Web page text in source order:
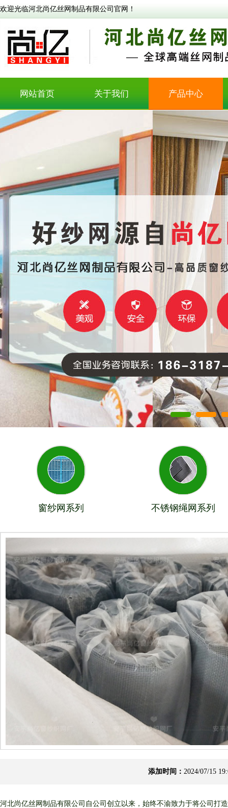
欢迎光临河北尚亿丝网制品有限公司官网！
网站首页 关于我们 产品中心
窗纱网系列 不锈钢绳网系列
添加时间： 2024/07/
河北尚亿丝网制品有限公司自公司创立以来，始终不渝致力于将公司打